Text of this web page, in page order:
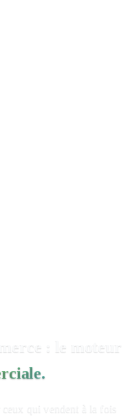
: le moteur
ceux qui vendent à la fois